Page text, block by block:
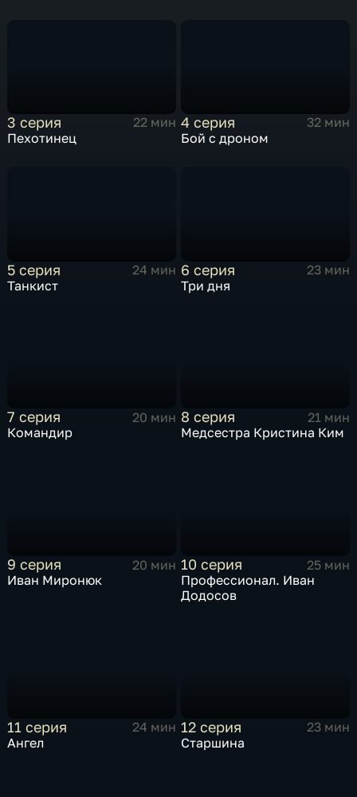
3 серия
22 мин
Пехотинец
4 серия
32 мин
Бой с дроном
5 серия
24 мин
Танкист
6 серия
23 мин
Три дня
7 серия
20 мин
Командир
8 серия
21 мин
Медсестра Кристина Ким
9 серия
20 мин
Иван Миронюк
10 серия
25 мин
Профессионал. Иван
Додосов
11 серия
24 мин
Ангел
12 серия
23 мин
Старшина